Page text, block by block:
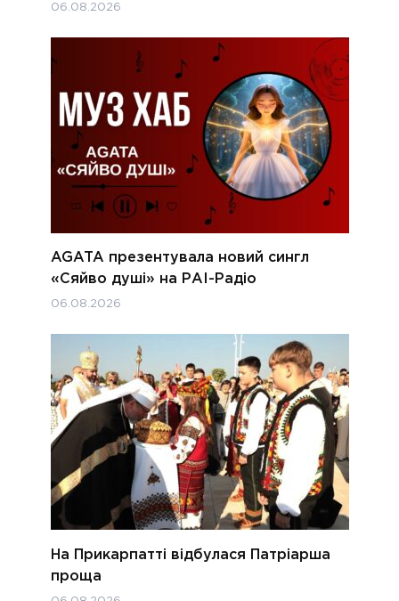
06.08.2026
AGATA презентувала новий сингл
«Сяйво душі» на РАІ-Радіо
06.08.2026
На Прикарпатті відбулася Патріарша
проща